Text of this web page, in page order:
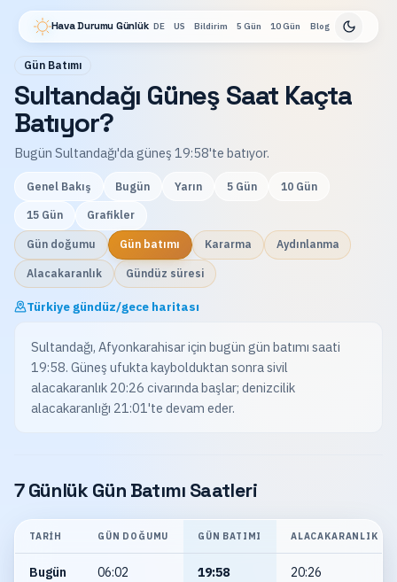
Hava Durumu Günlük DE US Bildirim 5 Gün 10 Gün Blog
Gün Batımı
Sultandağı Güneş Saat Kaçta
Batıyor?
Bugün Sultandağı'da güneş 19:58'te batıyor.
Genel Bakış Bugün Yarın 5 Gün 10 Gün
15 Gün Grafikler
Gün doğumu Gün batımı Kararma Aydınlanma
Alacakaranlık Gündüz süresi
Türkiye gündüz/gece haritası
Sultandağı, Afyonkarahisar için bugün gün batımı saati
19:58. Güneş ufukta kaybolduktan sonra sivil
alacakaranlık 20:26 civarında başlar; denizcilik
alacakaranlığı 21:01'te devam eder.
7 Günlük Gün Batımı Saatleri
TARIH GÜN DOĞUMU GÜN BATIMI ALACAKARANLIK
Bugün 06:02 19:58 20:26